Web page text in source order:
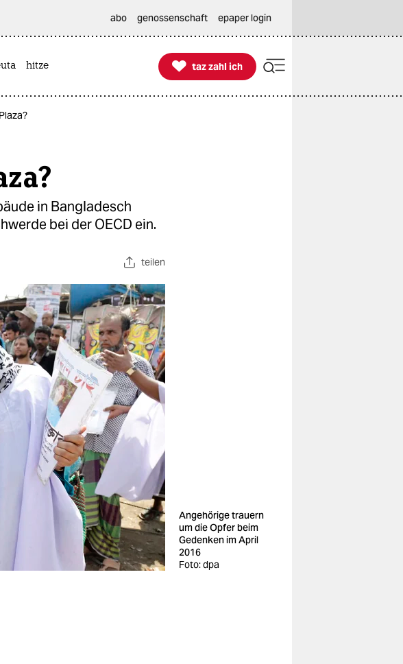
abo genossenschaft epaper login
hitze 
taz zahl ich
taz zahl ich
in Bangladesch
bei der OECD ein.
teilen
Angehörige trauern
um die Opfer beim
Gedenken im April
2016
Foto: dpa